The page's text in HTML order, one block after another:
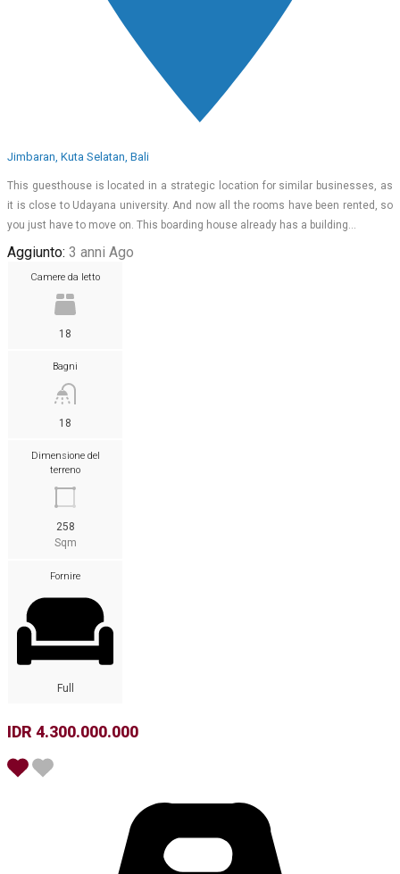
Jimbaran, Kuta Selatan, Bali
This guesthouse is located in a strategic location for similar businesses, as
it is close to Udayana university. And now all the rooms have been rented, so
you just have to move on. This boarding house already has a building…
Aggiunto: 3 anni Ago
Camere da letto
18
Bagni
18
Dimensione del
terreno
258
Sqm
Fornire
Full
IDR 4.300.000.000